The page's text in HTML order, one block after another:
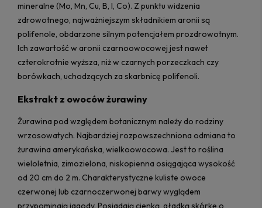
mineralne (Mo, Mn, Cu, B, I, Co). Z punktu widzenia
zdrowotnego, najważniejszym składnikiem aronii są
polifenole, obdarzone silnym potencjałem prozdrowotnym.
Ich zawartość w aronii czarnoowocowej jest nawet
czterokrotnie wyższa, niż w czarnych porzeczkach czy
borówkach, uchodzących za skarbnicę polifenoli.
Ekstrakt z owoców żurawiny
Żurawina pod względem botanicznym należy do rodziny
wrzosowatych. Najbardziej rozpowszechniona odmiana to
żurawina amerykańska, wielkoowocowa. Jest to roślina
wieloletnia, zimozielona, niskopienna osiągająca wysokość
od 20 cm do 2 m. Charakterystyczne kuliste owoce
czerwonej lub czarnoczerwonej barwy wyglądem
przypominają jagody. Posiadają cienką, gładką skórkę o